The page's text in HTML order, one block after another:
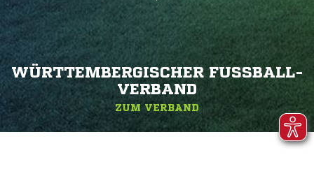
WÜRTTEMBERGISCHER FUSSBALL-V
ERBAND
ZUM VERBAND